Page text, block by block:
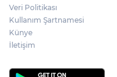
Veri Politikası
Kullanım Şartnamesi
Künye
İletişim